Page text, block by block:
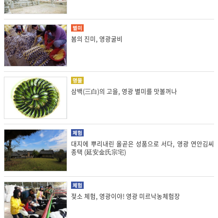
별미
봄의 진미, 영광굴비
명물
삼백(三白)의 고을, 영광 별미를 맛볼꺼나
체험
대지에 뿌리내린 올곧은 성품으로 서다, 영광 연안김씨
종택 (延安金氏宗宅)
체험
젖소 체험, 영광이야! 영광 미르낙농체험장